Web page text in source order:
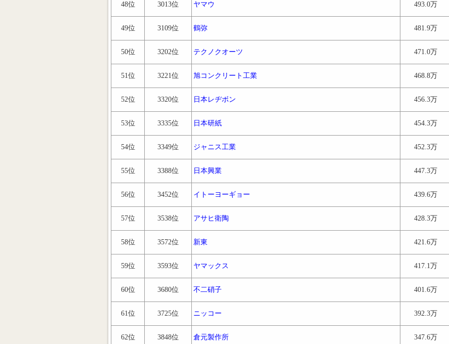
48位 3013位 ヤマウ 493.0万
49位 3109位 鶴弥 481.9万
50位 3202位 テクノクオーツ 471.0万
51位 3221位 旭コンクリート工業 468.8万
52位 3320位 日本レヂボン 456.3万
53位 3335位 日本研紙 454.3万
54位 3349位 ジャニス工業 452.3万
55位 3388位 日本興業 447.3万
56位 3452位 イトーヨーギョー 439.6万
57位 3538位 アサヒ衛陶 428.3万
58位 3572位 新東 421.6万
59位 3593位 ヤマックス 417.1万
60位 3680位 不二硝子 401.6万
61位 3725位 ニッコー 392.3万
62位 3848位 倉元製作所 347.6万